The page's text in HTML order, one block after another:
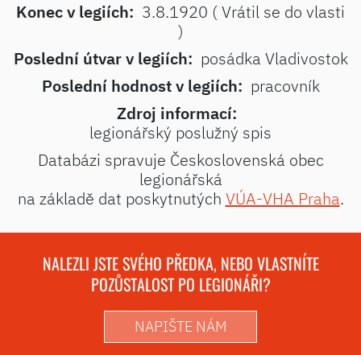
Konec v legiích: 3.8.1920 ( Vrátil se do vlasti
)
Poslední útvar v legiích: posádka Vladivostok
Poslední hodnost v legiích: pracovník
Zdroj informací:
legionářský poslužný spis
Databázi spravuje Československá obec
legionářská
na základě dat poskytnutých VÚA-VHA Praha.
NALEZLI JSTE SVÉHO PŘEDKA, NEBO VLASTNÍTE
POZŮSTALOST PO LEGIONÁŘI?
NAPIŠTE NÁM